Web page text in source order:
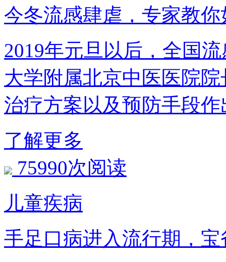
今冬流感肆虐，专家教
2019年元旦以后，全
大学附属北京中医医院院
治疗方案以及预防手段
了解更多
75990次阅读
儿童疾病
手足口病进入流行期，